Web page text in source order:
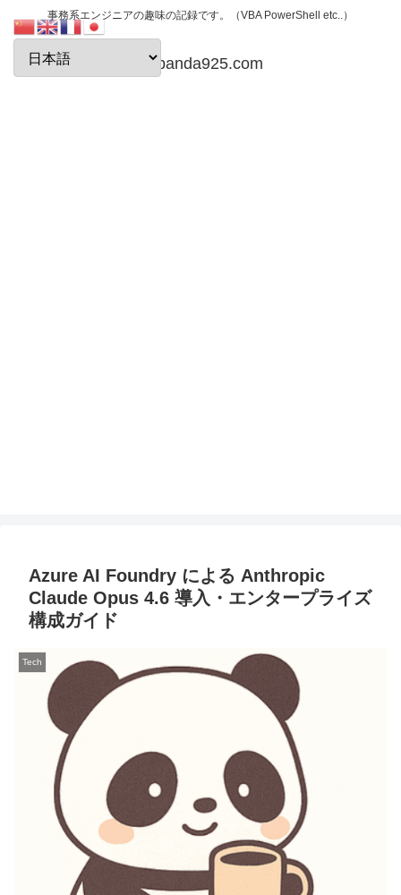
事務系エンジニアの趣味の記録です。（VBA PowerShell etc..）
papanda925.com
Azure AI Foundry による Anthropic
Claude Opus 4.6 導入・エンタープライズ
構成ガイド
Tech